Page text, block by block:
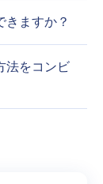
きますか？
法をコンビ